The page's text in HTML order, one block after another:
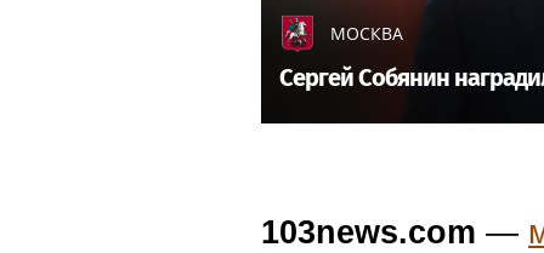
МОСКВА
Сергей Собянин
103news.com —